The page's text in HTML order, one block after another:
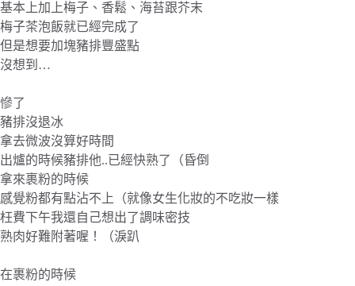
基本上加上梅子、香鬆、海苔跟芥末
梅子茶泡飯就已經完成了
但是想要加塊豬排豐盛點
沒想到…
慘了
豬排沒退冰
拿去微波沒算好時間
出爐的時候豬排他..已經快熟了（昏倒
拿來裹粉的時候
感覺粉都有點沾不上（就像女生化妝的不吃妝一樣
枉費下午我還自己想出了調味密技
熟肉好難附著喔！（淚趴
在裹粉的時候